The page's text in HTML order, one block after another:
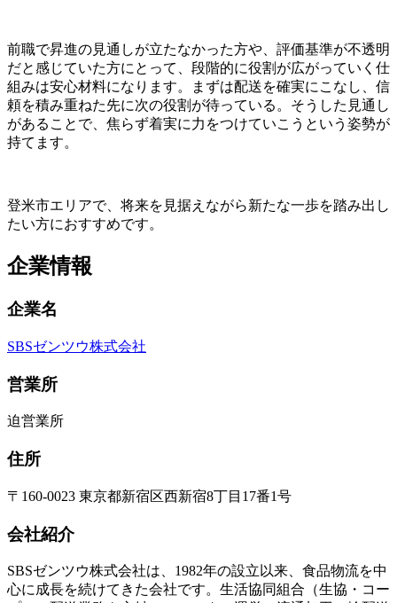
前職で昇進の見通しが立たなかった方や、評価基準が不透明
だと感じていた方にとって、段階的に役割が広がっていく仕
組みは安心材料になります。まずは配送を確実にこなし、信
頼を積み重ねた先に次の役割が待っている。そうした見通し
があることで、焦らず着実に力をつけていこうという姿勢が
持てます。
登米市エリアで、将来を見据えながら新たな一歩を踏み出し
たい方におすすめです。
企業情報
企業名
SBSゼンツウ株式会社
営業所
迫営業所
住所
〒160-0023 東京都新宿区西新宿8丁目17番1号
会社紹介
SBSゼンツウ株式会社は、1982年の設立以来、食品物流を中
心に成長を続けてきた会社です。生活協同組合（生協・コー